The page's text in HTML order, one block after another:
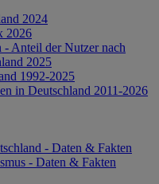
2024
2026
- Anteil der Nutzer nach
2025
1992-2025
in Deutschland 2011-2026
- Daten & Fakten
- Daten & Fakten